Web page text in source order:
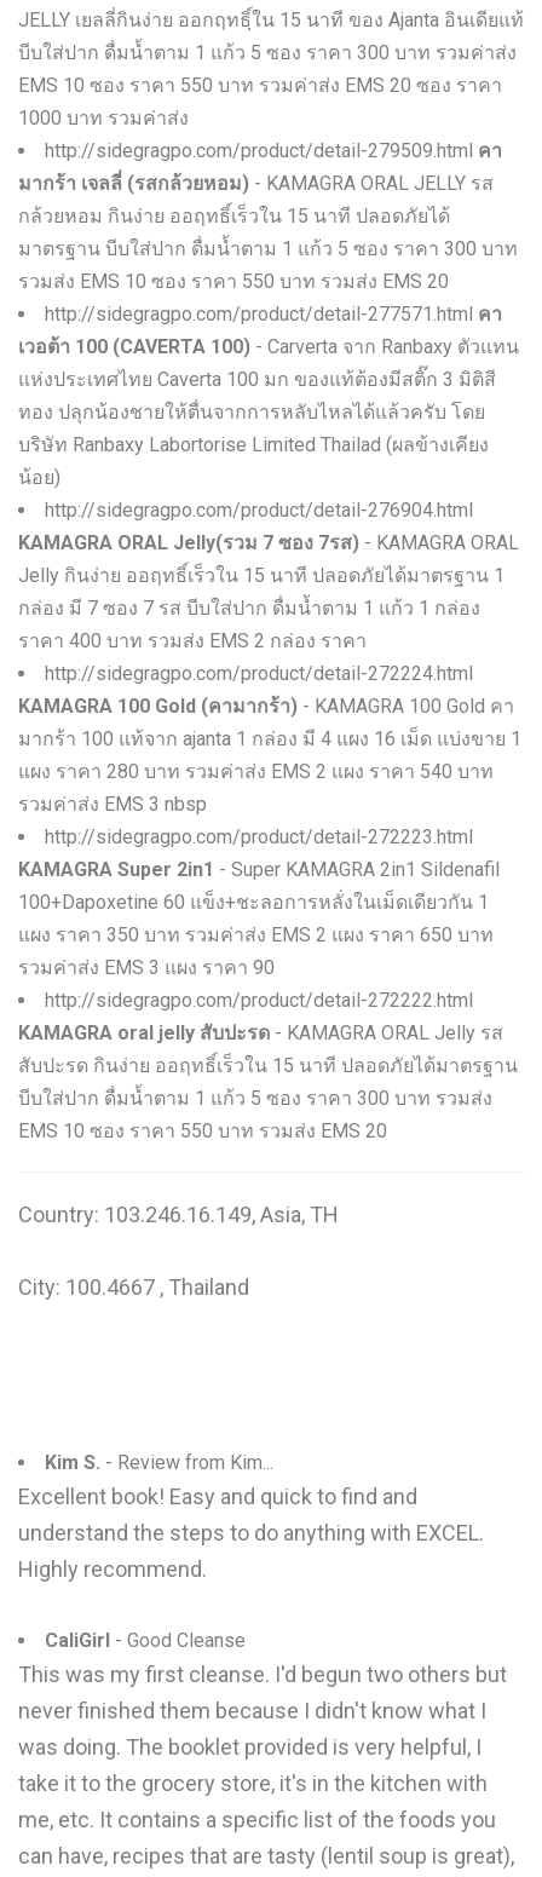
JELLY เยลลี่กินง่าย ออกฤทธฺิ์ใน 15 นาที ของ Ajanta อินเดียแท้
บีบใส่ปาก ดื่มน้ำตาม 1 แก้ว 5 ซอง ราคา 300 บาท รวมค่าส่ง
EMS 10 ซอง ราคา 550 บาท รวมค่าส่ง EMS 20 ซอง ราคา
1000 บาท รวมค่าส่ง
http://sidegragpo.com/product/detail-279509.html คา
มากร้า เจลลี่ (รสกล้วยหอม) - KAMAGRA ORAL JELLY รส
กล้วยหอม กินง่าย ออฤทธิ์เร็วใน 15 นาที ปลอดภัยได้
มาตรฐาน บีบใส่ปาก ดื่มน้ำตาม 1 แก้ว 5 ซอง ราคา 300 บาท
รวมส่ง EMS 10 ซอง ราคา 550 บาท รวมส่ง EMS 20
http://sidegragpo.com/product/detail-277571.html คา
เวอต้า 100 (CAVERTA 100) - Carverta จาก Ranbaxy ตัวแทน
แห่งประเทศไทย Caverta 100 มก ของแท้ต้องมีสติ๊ก 3 มิติสี
ทอง ปลุกน้องชายให้ตื่นจากการหลับไหลได้แล้วครับ โดย
บริษัท Ranbaxy Labortorise Limited Thailad (ผลข้างเคียง
น้อย)
http://sidegragpo.com/product/detail-276904.html
KAMAGRA ORAL Jelly(รวม 7 ซอง 7รส) - KAMAGRA ORAL
Jelly กินง่าย ออฤทธิ์เร็วใน 15 นาที ปลอดภัยได้มาตรฐาน 1
กล่อง มี 7 ซอง 7 รส บีบใส่ปาก ดื่มน้ำตาม 1 แก้ว 1 กล่อง
ราคา 400 บาท รวมส่ง EMS 2 กล่อง ราคา
http://sidegragpo.com/product/detail-272224.html
KAMAGRA 100 Gold (คามากร้า) - KAMAGRA 100 Gold คา
มากร้า 100 แท้จาก ajanta 1 กล่อง มี 4 แผง 16 เม็ด แบ่งขาย 1
แผง ราคา 280 บาท รวมค่าส่ง EMS 2 แผง ราคา 540 บาท
รวมค่าส่ง EMS 3 nbsp
http://sidegragpo.com/product/detail-272223.html
KAMAGRA Super 2in1 - Super KAMAGRA 2in1 Sildenafil
100+Dapoxetine 60 แข็ง+ชะลอการหลั่งในเม็ดเดียวกัน 1
แผง ราคา 350 บาท รวมค่าส่ง EMS 2 แผง ราคา 650 บาท
รวมค่าส่ง EMS 3 แผง ราคา 90
http://sidegragpo.com/product/detail-272222.html
KAMAGRA oral jelly สับปะรด - KAMAGRA ORAL Jelly รส
สับปะรด กินง่าย ออฤทธิ์เร็วใน 15 นาที ปลอดภัยได้มาตรฐาน
บีบใส่ปาก ดื่มน้ำตาม 1 แก้ว 5 ซอง ราคา 300 บาท รวมส่ง
EMS 10 ซอง ราคา 550 บาท รวมส่ง EMS 20
Country: 103.246.16.149, Asia, TH
City: 100.4667 , Thailand
Kim S. - Review from Kim...
Excellent book! Easy and quick to find and
understand the steps to do anything with EXCEL.
Highly recommend.
CaliGirl - Good Cleanse
This was my first cleanse. I'd begun two others but
never finished them because I didn't know what I
was doing. The booklet provided is very helpful, I
take it to the grocery store, it's in the kitchen with
me, etc. It contains a specific list of the foods you
can have, recipes that are tasty (lentil soup is great),